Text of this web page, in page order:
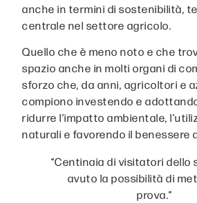
anche in termini di sostenibilità,
centrale nel settore agricolo.
Quello che è meno noto e che
spazio anche in molti organi di
sforzo che, da anni, agricoltori e
compiono investendo e
ridurre l’impatto ambientale,
naturali e favorendo il benessere
“Centinaia di visitatori dello
avuto la possibilità di
prova.”